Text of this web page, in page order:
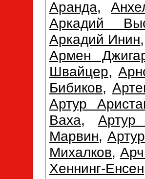
Аранда,
Аркадий
Аркадий Инин
Армен
Швайцер,
Бибиков,
Артур
Ваха, Артур
Марвин,
Михалков,
Хеннинг-Енсен